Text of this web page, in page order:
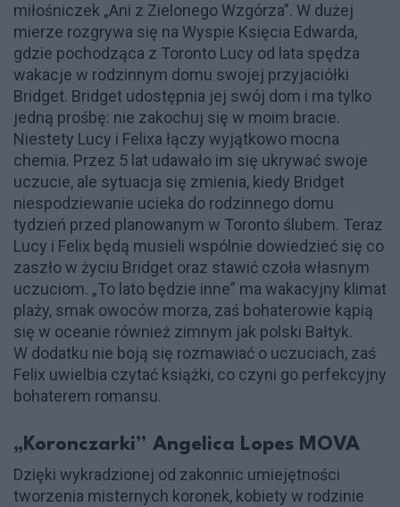
miłośniczek „Ani z Zielonego Wzgórza”. W dużej
mierze rozgrywa się na Wyspie Księcia Edwarda,
gdzie pochodząca z Toronto Lucy od lata spędza
wakacje w rodzinnym domu swojej przyjaciółki
Bridget. Bridget udostępnia jej swój dom i ma tylko
jedną prośbę: nie zakochuj się w moim bracie.
Niestety Lucy i Felixa łączy wyjątkowo mocna
chemia. Przez 5 lat udawało im się ukrywać swoje
uczucie, ale sytuacja się zmienia, kiedy Bridget
niespodziewanie ucieka do rodzinnego domu
tydzień przed planowanym w Toronto ślubem. Teraz
Lucy i Felix będą musieli wspólnie dowiedzieć się co
zaszło w życiu Bridget oraz stawić czoła własnym
uczuciom. „To lato będzie inne” ma wakacyjny klimat
plaży, smak owoców morza, zaś bohaterowie kąpią
się w oceanie również zimnym jak polski Bałtyk.
W dodatku nie boją się rozmawiać o uczuciach, zaś
Felix uwielbia czytać książki, co czyni go perfekcyjny
bohaterem romansu.
„Koronczarki” Angelica Lopes MOVA
Dzięki wykradzionej od zakonnic umiejętności
tworzenia misternych koronek, kobiety w rodzinie